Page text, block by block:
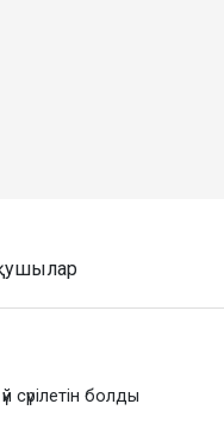
сүрілетін болды